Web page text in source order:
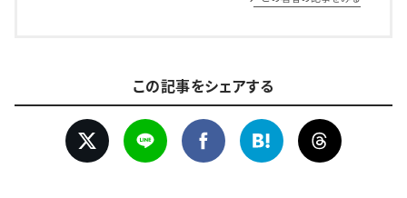
この記事をシェアする